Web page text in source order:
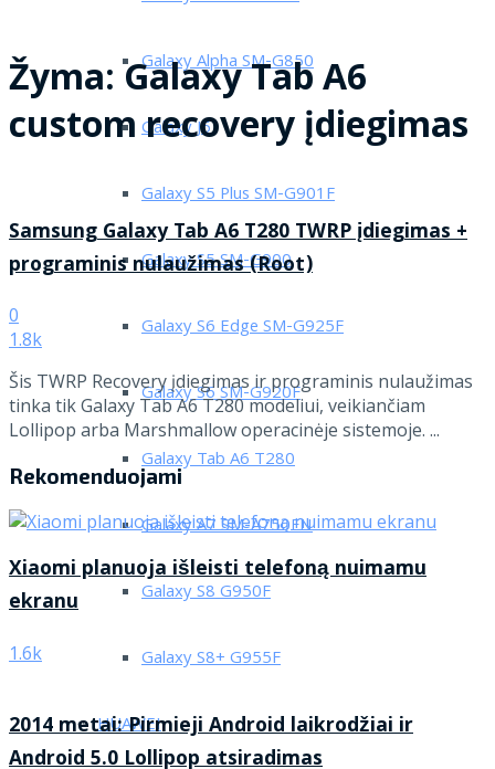
Galaxy Alpha SM-G850
Galaxy J5
Galaxy S5 Plus SM-G901F
Galaxy S5 SM-G900
Galaxy S6 Edge SM-G925F
Galaxy S6 SM-G920F
Galaxy Tab A6 T280
Galaxy A7 SM-A750FN
Galaxy S8 G950F
Galaxy S8+ G955F
HUAWEI
Žyma:Galaxy Tab A6
custom recovery įdiegimas
Samsung Galaxy Tab A6 T280 TWRP įdiegimas +
programinis nulaužimas (Root)
0
1.8k
Šis TWRP Recovery įdiegimas ir programinis nulaužimas
tinka tik Galaxy Tab A6 T280 modeliui, veikiančiam
Lollipop arba Marshmallow operacinėje sistemoje. ...
Rekomenduojami
Xiaomi planuoja išleisti telefoną nuimamu
ekranu
1.6k
2014 metai: Pirmieji Android laikrodžiai ir
Android 5.0 Lollipop atsiradimas